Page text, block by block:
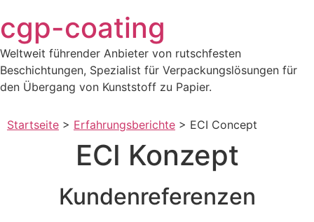
Inhalt
springen
cgp-coating
Weltweit führender Anbieter von rutschfesten
Beschichtungen, Spezialist für Verpackungslösungen für
den Übergang von Kunststoff zu Papier.
Startseite > Erfahrungsberichte > ECI Concept
ECI Konzept
Kundenreferenzen